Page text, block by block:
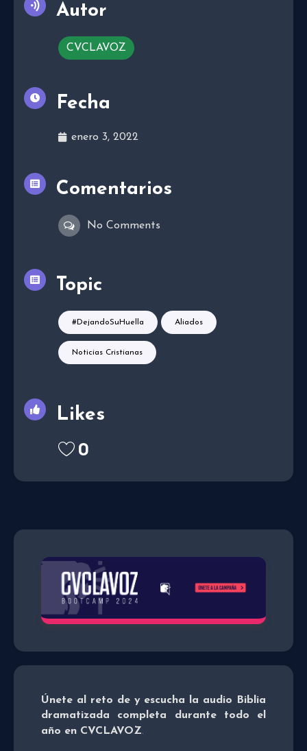
Únete al reto de y escucha la audio Biblia
dramatizada completa durante todo el
año en CVCLAVOZ.
Autor
CVCLAVOZ
Fecha
enero 3, 2022
Comentarios
No Comments
Topic
#DejandoSuHuella Aliados
Noticias Cristianas
Likes
0